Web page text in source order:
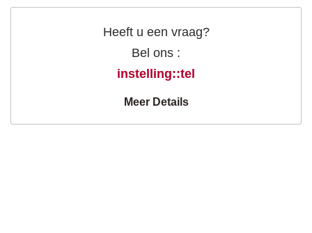
Heeft u een vraag?
Bel ons :
instelling::tel
Meer Details